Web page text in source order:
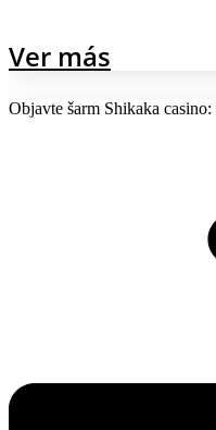
Ver más
Objavte šarm Shikaka